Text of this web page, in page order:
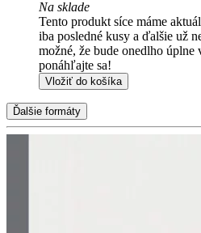
Na sklade
Tento produkt síce máme
iba posledné kusy a ďalšie už
možné, že bude onedlho
ponáhľajte sa!
Vložiť do košíka
Ďalšie formáty